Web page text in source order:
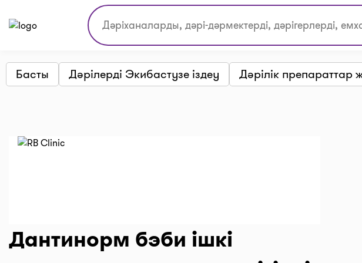
Басты Дәрілерді Экибастузе іздеу Дәрілік препараттар
Дантинорм бэби ішкі